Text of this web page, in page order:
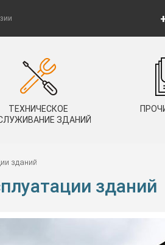
ТЕХНИЧЕСКОЕ
ЗДАНИЙ
зданий
зданий